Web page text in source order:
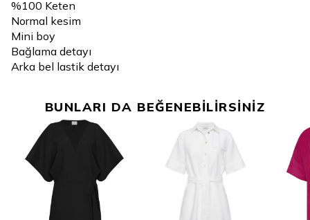
%100 Keten
Normal kesim
Mini boy
Bağlama detayı
Arka bel lastik detayı
BUNLARI DA BEĞENEBİLİRSİNİZ